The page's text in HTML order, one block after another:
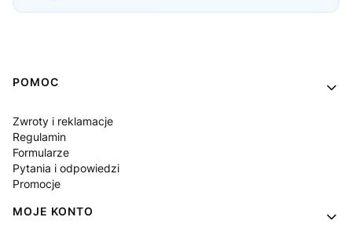
Linki w stopce
POMOC
Zwroty i reklamacje
Regulamin
Formularze
Pytania i odpowiedzi
Promocje
MOJE KONTO